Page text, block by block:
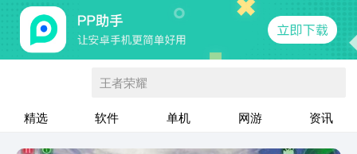
王者荣耀
精选 软件 单机 网游 资讯